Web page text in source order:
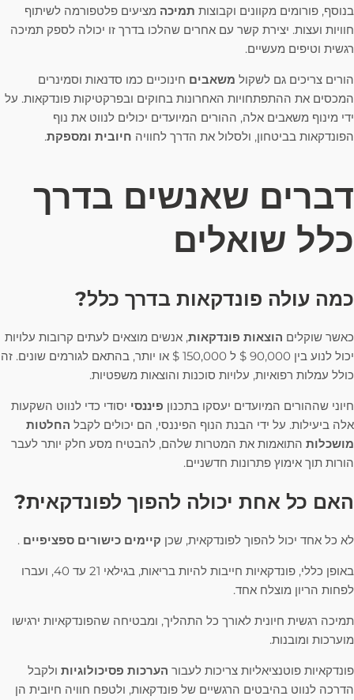
בנוסף, פורומים מקוונים וקבוצות תמיכה מציעים פלטפורמה לשיתוף
חוויות ועצות. יצירת קשר עם אחרים שהלכו בדרך זו יכולה לספק תמיכה
רגשית וטיפים מעשיים.
הורים צריכים גם לשקול משאבים חינוכיים כמו סדנאות וסמינרים
המכסים את ההתפתחויות האחרונות בחוקים ובפרקטיקות פונדקאות. על
ידי מינוף משאבים אלה, ההורים המיועדים יכולים לנווט את נוף
הפונדקאות בביטחון, ולסלול את הדרך לחוויה חיובית ומספקת.
דברים שאנשים בדרך
כלל שואלים
כמה עולה פונדקאות בדרך כלל?
כאשר שוקלים הוצאות פונדקאות, אנשים מוצאים לעתים קרובות עלויות
יכול לנוע בין 90,000 $ ל 150,000 $ או יותר, בהתאם לגורמים שונים. זה
כולל עמלות רפואיות, עלויות סוכנות והוצאות משפטיות.
חיוני שההורים המיועדים יעסקו בתכנון פיננסי יסודי כדי לנווט השקעות
אלה ביעילות. על ידי הבנת הנוף הפיננסי, הם יכולים לקבל החלטות
מושכלות התואמות את המטרות שלהם, להבטיח מסע חלק יותר לעבר
הורות תוך אימוץ פתרונות חדשניים.
האם כל אחת יכולה להפוך לפונדקאית?
לא כל אחד יכול להפוך לפונדקאית, שכן קיימים כישורים ספציפיים .
באופן כללי, פונדקאיות חייבות להיות בריאות, בגילאי 21 עד 40, ועברו
לפחות הריון מוצלח אחד.
תמיכה רגשית חיונית לאורך כל התהליך, ומבטיחה שהפונדקאיות ירגישו
מוערכות ומובנות.
פונדקאיות פוטנציאליות צריכות לעבור הערכות פסיכולוגיות ולקבל
הדרכה לנווט בהיבטים הרגשיים של פונדקאות, ולטפח חוויה חיובית הן